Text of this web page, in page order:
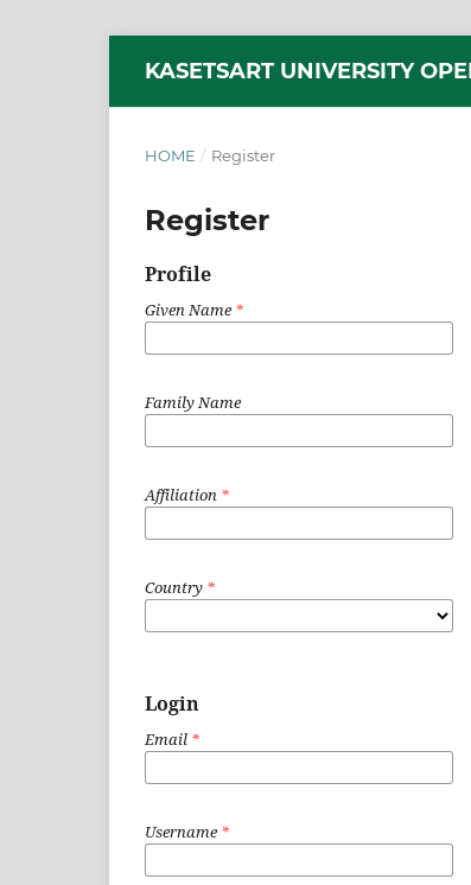
KASETSART UNIVERSITY
HOME / Register
Register
Profile
Given Name*
Family Name
Affiliation *
Country *
Login
Email *
Username*